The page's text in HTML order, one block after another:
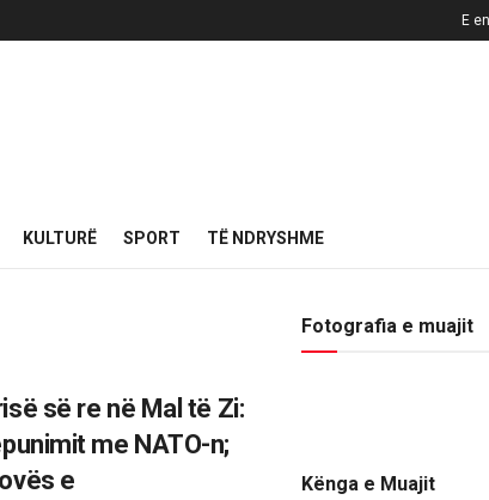
E
KULTURË SPORT TË NDRYSHME
së re në Mal të Zi:
me NATO-n;
e
Fotografia e muajit
Kënga e Muajit